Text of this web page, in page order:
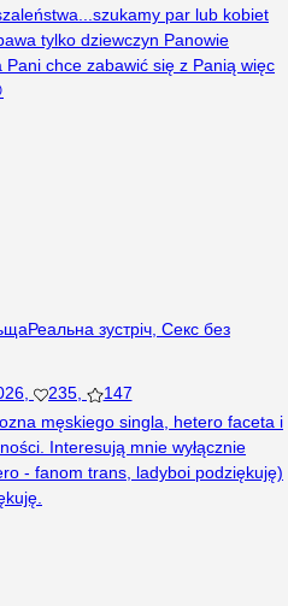
par lub kobiet
tylko dziewczyn Panowie
chce zabawić się z Panią więc
Реальна зустріч, Секс без
, 235,
147
męskiego singla, hetero faceta i
Interesują mnie wyłącznie
- fanom trans, ladyboi podziękuję)